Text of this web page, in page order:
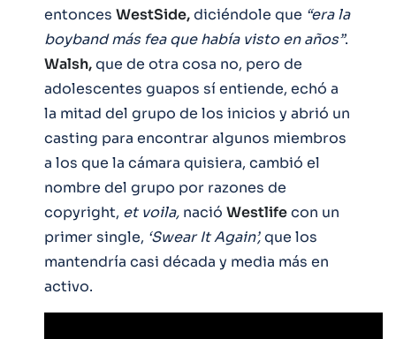
entonces WestSide,diciéndole que “era la
boyband más fea que había visto en años”.
Walsh,que de otra cosa no, pero de
adolescentes guapos sí entiende, echó a
la mitad del grupo de los inicios y abrió un
casting para encontrar algunos miembros
a los que la cámara quisiera, cambió el
nombre del grupo por razones de
copyright, et voila, nació Westlifecon un
primer single, ‘Swear It Again’,que los
mantendría casi década y media más en
activo.